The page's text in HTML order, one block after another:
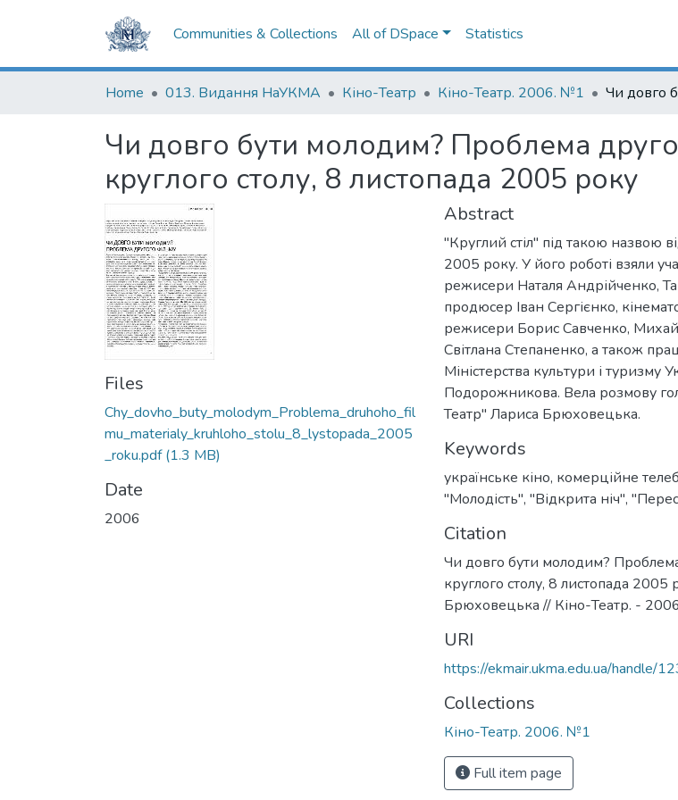
Communities & Collections All of DSpace Statistics
Home 013. Видання НаУКМА Кіно-Театр Кіно-Театр. 2006. №1
Чи довго бути молодим? Проблема
круглого столу, 8 листопада 2005 року
Files
Chy_dovho_buty_molodym_Problema_druhoho_fil
mu_materialy_kruhloho_stolu_8_lystopada_2005
_roku.pdf(1.3 MB)
Date
2006
Abstract
"Круглий стіл" під такою назвою
2005 року. У його роботі взяли
режисери Наталя Андрійченко,
продюсер Іван Сергієнко,
режисери Борис Савченко,
Світлана Степаненко, а також
Міністерства культури і туризму
Подорожникова. Вела розмову
Театр" Лариса Брюховецька.
Keywords
українське кіно, комерційне
"Молодість", "Відкрита ніч",
Citation
Чи довго бути молодим?
круглого столу, 8 листопада
Брюховецька // Кіно-Театр. -
URI
https://ekmair.ukma.edu.ua/handle/
Collections
Кіно-Театр. 2006. №1
Full item page